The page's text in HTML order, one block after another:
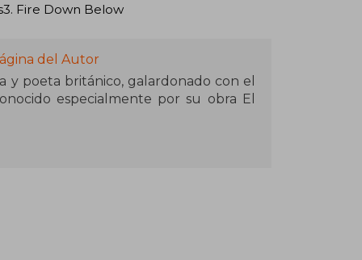
Fire Down Below
del Autor
poeta británico, galardonado con el
especialmente por su obra El